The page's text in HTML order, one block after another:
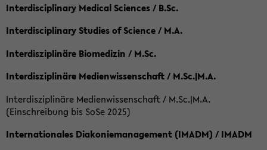
Interdisciplinary Medical Sciences / B.Sc.
Interdisciplinary Studies of Science / M.A.
Interdisziplinäre Biomedizin / M.Sc.
Interdisziplinäre Medienwissenschaft / M.Sc.|M.A.
Interdisziplinäre Medienwissenschaft / M.Sc.|M.A.
(Einschreibung bis SoSe 2025)
Internationales Diakoniemanagement (IMADM) / IMADM